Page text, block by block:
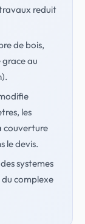
reduit
de bois,
au
les
couverture
le devis.
systemes
complexe